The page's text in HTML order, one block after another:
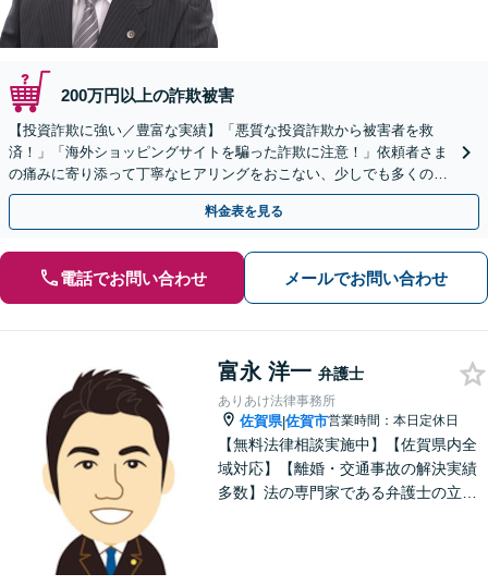
200万円以上の詐欺被害
【投資詐欺に強い／豊富な実績】「悪質な投資詐欺から被害者を救
済！」「海外ショッピングサイトを騙った詐欺に注意！」依頼者さま
の痛みに寄り添って丁寧なヒアリングをおこない、少しでも多くの返
金が得られるよう尽力します！
料金表を見る
電話でお問い合わせ メールでお問い合わせ
富永 洋一 弁護士
ありあけ法律事務所
佐賀県|佐賀市営業時間：本日定休日
【無料法律相談実施中】【佐賀県内全
域対応】【離婚・交通事故の解決実績
多数】法の専門家である弁護士の立場